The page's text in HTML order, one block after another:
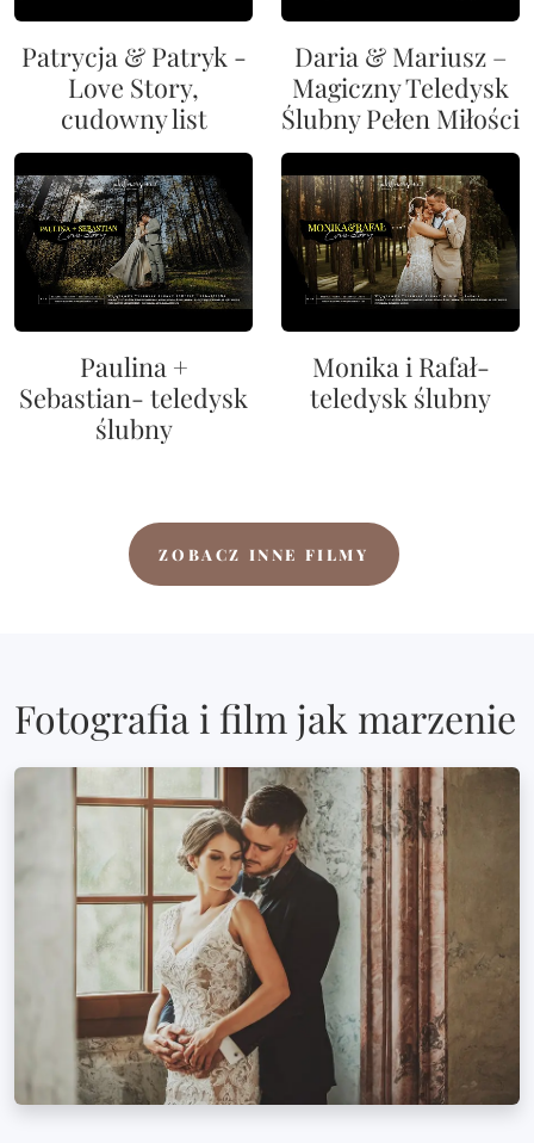
Patrycja & Patryk -
Love Story,
cudowny list
Daria & Mariusz –
Magiczny Teledysk
Ślubny Pełen Miłości
Paulina +
Sebastian- teledysk
ślubny
Monika i Rafał-
teledysk ślubny
ZOBACZ INNE FILMY
Fotografia i film jak marzenie